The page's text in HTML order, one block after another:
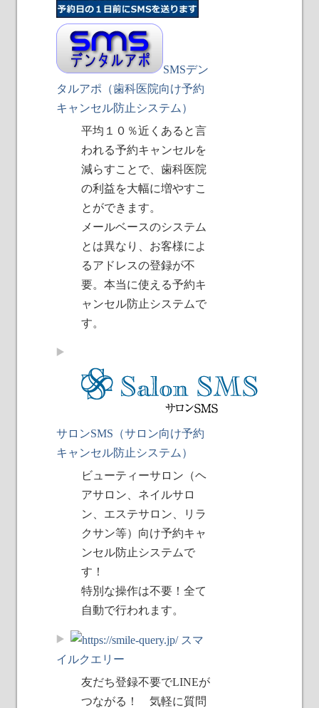
SMSデン
タルアポ（歯科医院向け予約
キャンセル防止システム）
平均１０％近くあると言
われる予約キャンセルを
減らすことで、歯科医院
の利益を大幅に増やすこ
とができます。
メールベースのシステム
とは異なり、お客様によ
るアドレスの登録が不
要。本当に使える予約キ
ャンセル防止システムで
す。
サロンSMS（サロン向け予約
キャンセル防止システム）
ビューティーサロン（ヘ
アサロン、ネイルサロ
ン、エステサロン、リラ
クサン等）向け予約キャ
ンセル防止システムで
す！
特別な操作は不要！全て
自動で行われます。
スマ
イルクエリー
友だち登録不要でLINEが
つながる！ 気軽に質問